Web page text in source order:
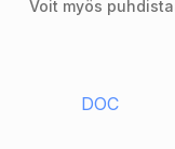
Voit myös
DOC